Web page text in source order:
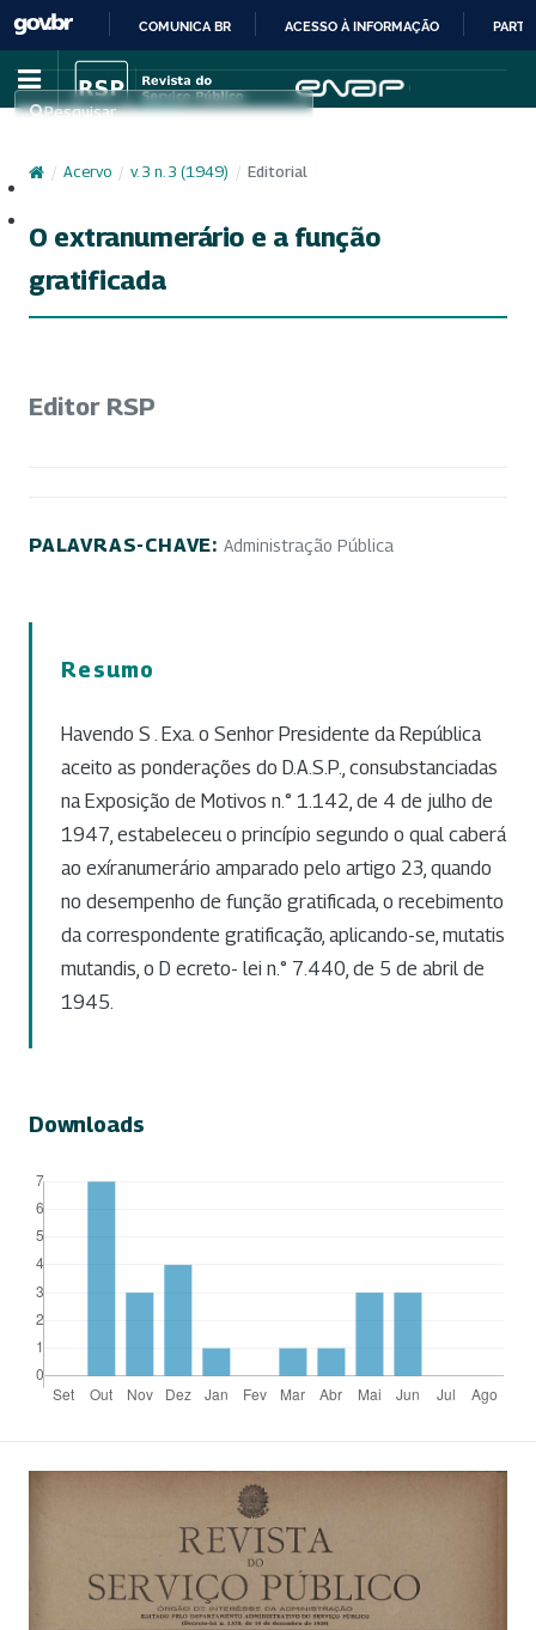
IR
PARA
CONTEÚDO
COMUNICA BR ACESSO À INFORMAÇÃO
Pesquisar
/ Acervo / v. 3 n. 3 (1949) / Editorial
O extranumerário e a função
gratificada
Editor RSP
PALAVRAS-CHAVE: Administração Pública
Resumo
Havendo S . Exa. o Senhor Presidente da República
aceito as ponderações do D.A.S.P., consubstanciadas
na Exposição de Motivos n.° 1.142, de 4 de julho de
1947, estabeleceu o princípio segundo o qual caberá
ao exíranumerário amparado pelo artigo 23, quando
no desempenho de função gratificada, o recebimento
da correspondente gratificação, aplicando-se, mutatis
mutandis, o D ecreto- lei n.° 7.440, de 5 de abril de
1945.
Downloads